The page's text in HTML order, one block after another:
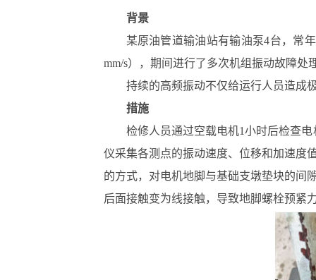
背景
某原油管道输油站有输油泵4台，常
mm/s），期间进行了多次机组振动故障处
持续的高频振动不仅给运行人员造成
措施
检修人员通过空载电机1小时后检查
仪采集各测点的振动速度、位移和加速度
的方式，对电机地脚与基础支墩垫块的间
后面接触变为线接触，导致地脚螺栓预紧